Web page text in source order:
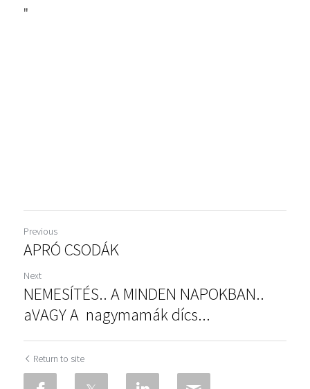
"
Previous
APRÓ CSODÁK
Next
NEMESÍTÉS.. A MINDEN NAPOKBAN..
aVAGY A nagymamák dícs...
Return to site